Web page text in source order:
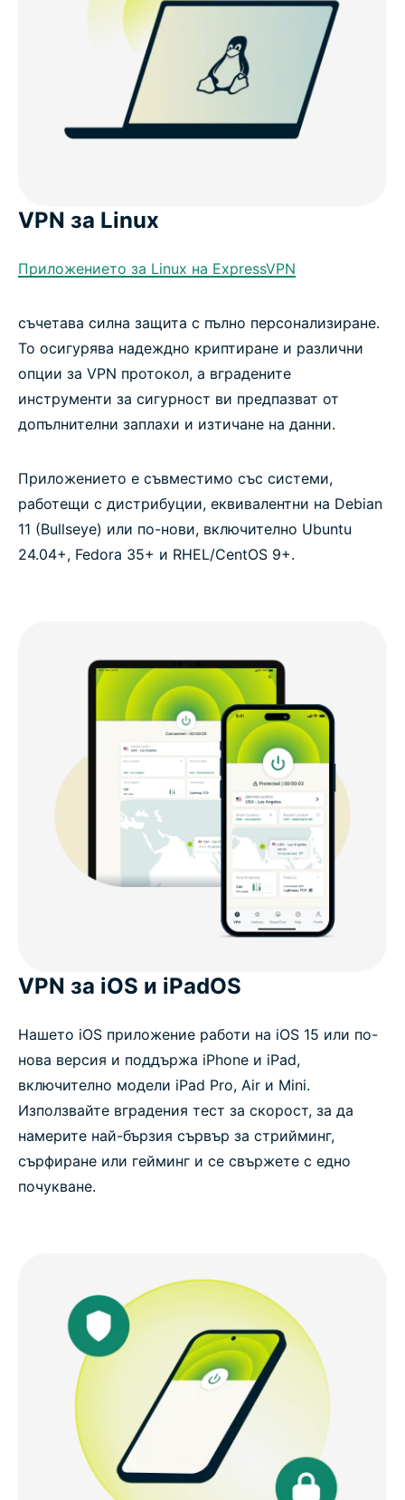
VPN за Linux
Приложението за Linux на ExpressVPN
съчетава силна защита с пълно персонализиране.
То осигурява надеждно криптиране и различни
опции за VPN протокол, а вградените
инструменти за сигурност ви предпазват от
допълнителни заплахи и изтичане на данни.
Приложението е съвместимо със системи,
работещи с дистрибуции, еквивалентни на Debian
11 (Bullseye) или по-нови, включително Ubuntu
24.04+, Fedora 35+ и RHEL/CentOS 9+.
VPN за iOS и iPadOS
Нашето iOS приложение работи на iOS 15 или по-
нова версия и поддържа iPhone и iPad,
включително модели iPad Pro, Air и Mini.
Използвайте вградения тест за скорост, за да
намерите най-бързия сървър за стрийминг,
сърфиране или гейминг и се свържете с едно
почукване.